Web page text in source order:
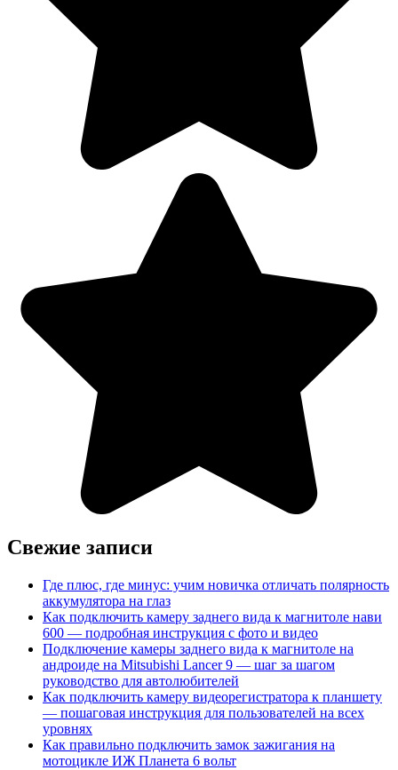
Свежие записи
Где плюс, где минус: учим новичка отличать полярность
аккумулятора на глаз
Как подключить камеру заднего вида к магнитоле нави
600 — подробная инструкция с фото и видео
Подключение камеры заднего вида к магнитоле на
андроиде на Mitsubishi Lancer 9 — шаг за шагом
руководство для автолюбителей
Как подключить камеру видеорегистратора к планшету
— пошаговая инструкция для пользователей на всех
уровнях
Как правильно подключить замок зажигания на
мотоцикле ИЖ Планета 6 вольт